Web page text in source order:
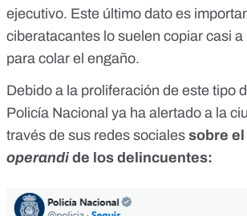
ejecutivo. Este último dato es
ciberatacantes lo suelen copiar casi a
para colar el engaño.
Debido a la proliferación de este tipo
Policía Nacional ya ha alertado a la
través de sus redes sociales sobre el
operandi de los delincuentes: